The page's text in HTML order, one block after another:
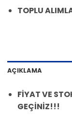
TOPLU
AÇIKLAMA
FİYAT VE
GEÇİNİZ!!!